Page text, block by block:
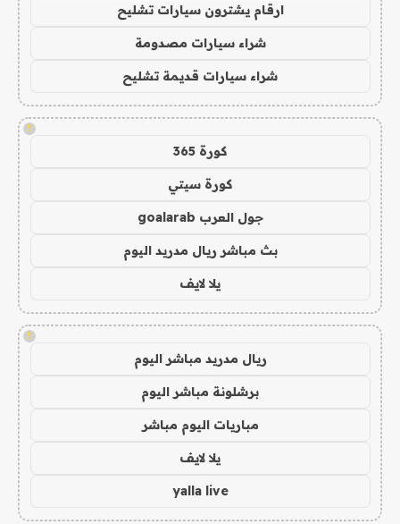
ارقام يشترون سيارات تشليح
شراء سيارات مصدومة
شراء سيارات قديمة تشليح
!
كورة 365
كورة سيتي
جول العرب goalarab
بث مباشر ريال مدريد اليوم
يلا لايف
!
ريال مدريد مباشر اليوم
برشلونة مباشر اليوم
مباريات اليوم مباشر
يلا لايف
yalla live